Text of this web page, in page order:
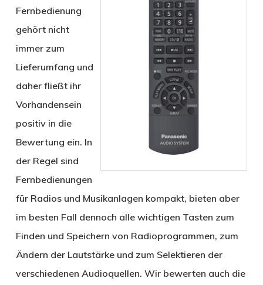
Fernbedienung
gehört nicht
immer zum
Lieferumfang und
daher fließt ihr
Vorhandensein
positiv in die
Bewertung ein. In
der Regel sind
Fernbedienungen
für Radios und Musikanlagen kompakt, bieten aber
im besten Fall dennoch alle wichtigen Tasten zum
Finden und Speichern von Radioprogrammen, zum
Ändern der Lautstärke und zum Selektieren der
verschiedenen Audioquellen. Wir bewerten auch die